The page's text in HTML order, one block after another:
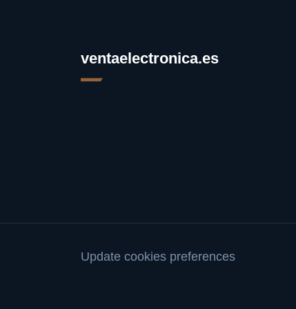
ventaelectronica.es
Update cookies preferences